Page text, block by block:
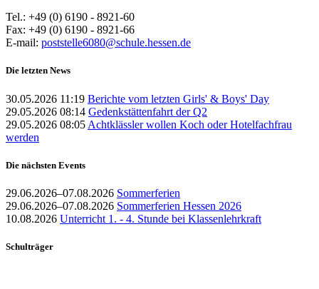
Tel.: +49 (0) 6190 - 8921-60
Fax: +49 (0) 6190 - 8921-66
E-mail: poststelle6080@schule.hessen.de
Die letzten News
30.05.2026 11:19 Berichte vom letzten Girls' & Boys' Day
29.05.2026 08:14 Gedenkstättenfahrt der Q2
29.05.2026 08:05 Achtklässler wollen Koch oder Hotelfachfrau
werden
Die nächsten Events
29.06.2026–07.08.2026 Sommerferien
29.06.2026–07.08.2026 Sommerferien Hessen 2026
10.08.2026 Unterricht 1. - 4. Stunde bei Klassenlehrkraft
Schulträger